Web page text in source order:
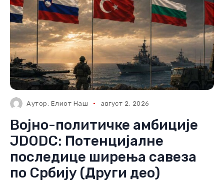
Аутор: Елиот Наш август 2, 2026
Војно-политичке амбиције
JDODC: Потенцијалне
последице ширења савеза
по Србију (Други део)